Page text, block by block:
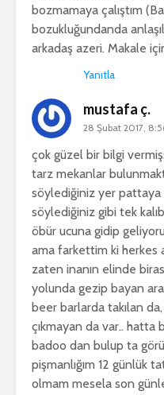
bozmamaya çalıştım
bozukluğundanda
arkadaş azeri. Makale
Yanıtla
mustafa ç.
28 Şubat 2017,
çok güzel bir bilgi
tarz mekanlar
söylediğiniz yer
söylediğiniz gibi tek
öbür ucuna gidip
ama farkettim ki herkes
zaten inanın elinde
yolunda gezip bayan
beer barlarda takılan
çıkmayan da var.. hatta
badoo dan bulup ta
pişmanlığım 12 günlük
olmam mesela son